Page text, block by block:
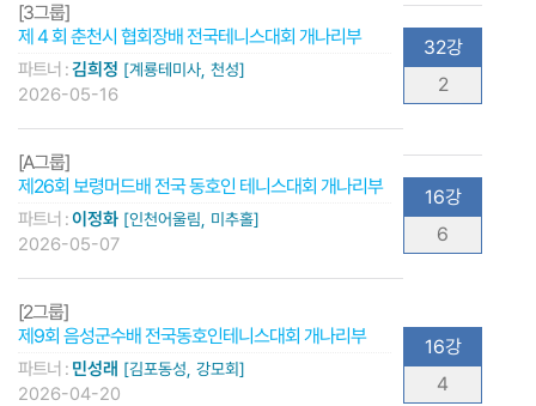
[3그룹]
제 4 회 춘천시 협회장배 전국테니스대회 개나리부
파트너 :김희정 [계룡테미사, 천성]
2026-05-16
32강
2
[A그룹]
제26회 보령머드배 전국 동호인 테니스대회 개나리부
파트너 :이정화 [인천어울림, 미추홀]
2026-05-07
16강
6
[2그룹]
제9회 음성군수배 전국동호인테니스대회 개나리부
파트너 : 민성래 [김포동성, 강모회]
2026-04-20
16강
4